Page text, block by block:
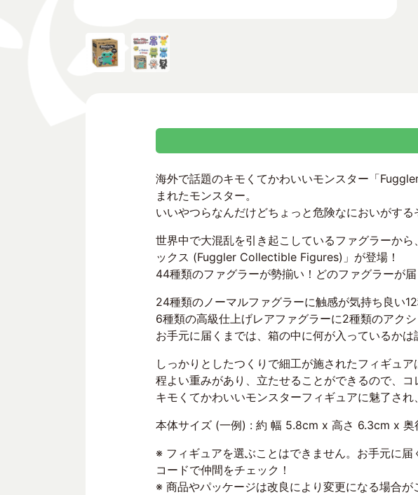
海外で話題のキモくてかわいいモンスター「
まれたモンスター。
いいやつらなんだけどちょっと危険なにおいがする
世界中で大混乱を引き起こしているファグラーか
ックス (Fuggler Collectible Figures)」が登場！
44種類のファグラーが勢揃い！どのファグラーが
24種類のノーマルファグラーに触感が気持ち良い
6種類の高級仕上げレアファグラーに2種類のアク
お手元に届くまでは、箱の中に何が入っているかは
しっかりとしたつくりで細工が施されたフィギュ
程よい重みがあり、立たせることができるので、
キモくてかわいいモンスターフィギュアに魅了さ
本体サイズ (一例) : 約 幅 5.8cm x 高さ 6.3cm x
※ フィギュアを選ぶことはできません。お手元に
コードで仲間をチェック！
※ 商品やパッケージは改良により変更になる場合が